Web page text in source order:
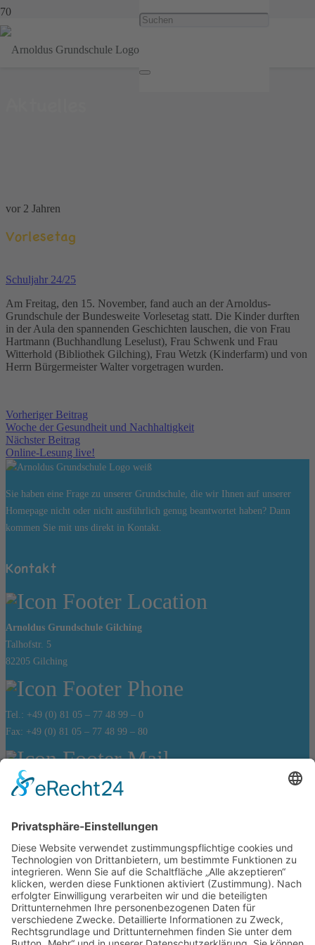
vor 2 Jahren
Vorlesetag
Schuljahr 24/25
Am Freitag, den 15. November, fand auch an der Arnoldus-
Grundschule der Bundesweite Vorlesetag statt. Die Kinder durften
in der Aula den spannenden Geschichten lauschen, die von Frau
Hartmann (Buchhandlung Leselust), Frau Schwenk und Frau
Witterhold (Bibliothek Gilching), Frau Wetzk (Kinderfarm) und von
Herrn Bürgermeister Walter vorgetragen wurden.
Vorheriger Beitrag
Woche der Gesundheit und Nachhaltigkeit
Nächster Beitrag
Online-Lesung live!
Sie haben eine Frage zu unserer Grundschule, die wir Ihnen auf unserer
Homepage nicht oder nicht ausführlich genug beantwortet haben? Dann
kommen Sie mit uns direkt in Kontakt.
Kontakt
Arnoldus Grundschule Gilching
Talhofstr. 5
82205 Gilching
Tel.: +49 (0) 81 05 – 77 48 99 – 0
Fax: +49 (0) 81 05 – 77 48 99 – 80
sekretariat@arnoldus-grundschule.de
Montag bis Freitag von
07:30 Uhr – 11.30 Uhr
Weiteres